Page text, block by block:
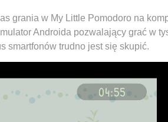
instancji umożliwia granie na 2 lub
może uwolnić pełny potencjał
tylko o to, jak grasz, ale także o cały
grania w My Little Pomodoro na
Androida pozwalający grać w
smartfonów trudno jest się skupić.